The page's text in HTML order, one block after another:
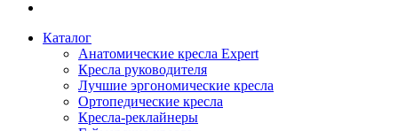
Каталог
Анатомические кресла Expert
Кресла руководителя
Лучшие эргономические кресла
Ортопедические кресла
Кресла-реклайнеры